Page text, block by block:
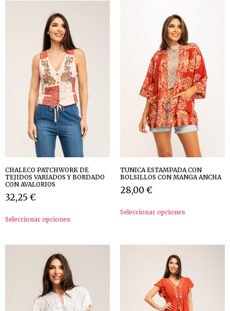
CHALECO PATCHWORK DE
TEJIDOS VARIADOS Y BORDADO
CON AVALORIOS
32,25 €
Seleccionar opciones
TUNICA ESTAMPADA CON
BOLSILLOS CON MANGA ANCHA
28,00 €
Seleccionar opciones